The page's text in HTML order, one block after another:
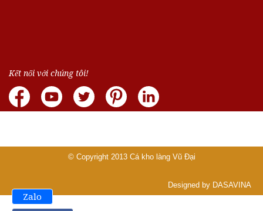
Kết nối với chúng tôi!
© Copyright 2013 Cá kho làng Vũ Đại
Designed by DASAVINA
Zalo